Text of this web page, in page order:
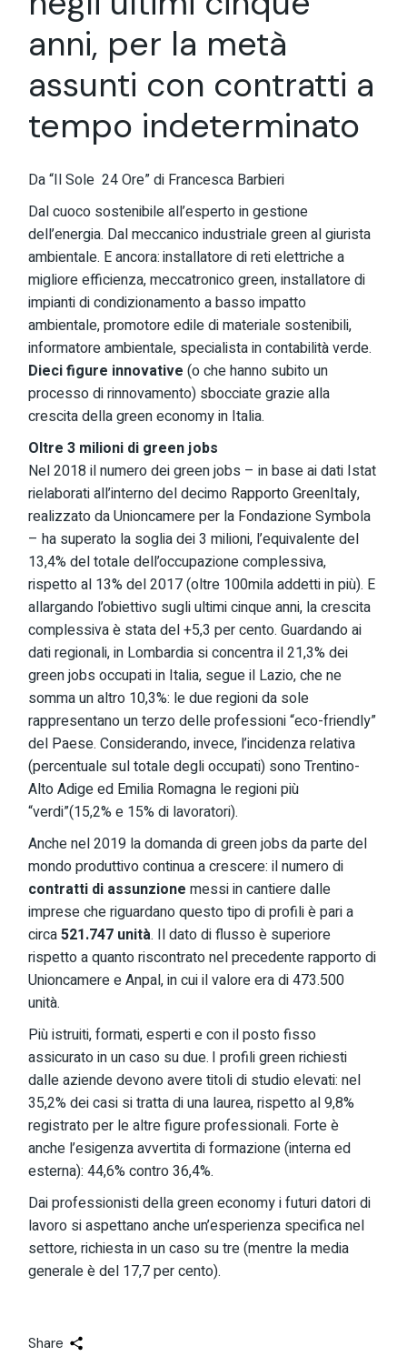
anni, per la metà
assunti con contratti a
tempo indeterminato
Da “Il Sole 24 Ore” di Francesca Barbieri
Dal cuoco sostenibile all’esperto in gestione
dell’energia. Dal meccanico industriale green al giurista
ambientale. E ancora: installatore di reti elettriche a
migliore efficienza, meccatronico green, installatore di
impianti di condizionamento a basso impatto
ambientale, promotore edile di materiale sostenibili,
informatore ambientale, specialista in contabilità verde.
Dieci figure innovative (o che hanno subito un
processo di rinnovamento) sbocciate grazie alla
crescita della green economy in Italia.
Oltre 3 milioni di green jobs
Nel 2018 il numero dei green jobs – in base ai dati Istat
rielaborati all’interno del decimo Rapporto GreenItaly,
realizzato da Unioncamere per la Fondazione Symbola
– ha superato la soglia dei 3 milioni, l’equivalente del
13,4% del totale dell’occupazione complessiva,
rispetto al 13% del 2017 (oltre 100mila addetti in più). E
allargando l’obiettivo sugli ultimi cinque anni, la crescita
complessiva è stata del +5,3 per cento. Guardando ai
dati regionali, in Lombardia si concentra il 21,3% dei
green jobs occupati in Italia, segue il Lazio, che ne
somma un altro 10,3%: le due regioni da sole
rappresentano un terzo delle professioni “eco-friendly”
del Paese. Considerando, invece, l’incidenza relativa
(percentuale sul totale degli occupati) sono Trentino-
Alto Adige ed Emilia Romagna le regioni più
“verdi”(15,2% e 15% di lavoratori).
Anche nel 2019 la domanda di green jobs da parte del
mondo produttivo continua a crescere: il numero di
contratti di assunzione messi in cantiere dalle
imprese che riguardano questo tipo di profili è pari a
circa521.747 unità. Il dato di flusso è superiore
rispetto a quanto riscontrato nel precedente rapporto di
Unioncamere e Anpal, in cui il valore era di 473.500
unità.
Più istruiti, formati, esperti e con il posto fisso
assicurato in un caso su due. I profili green richiesti
dalle aziende devono avere titoli di studio elevati: nel
35,2% dei casi si tratta di una laurea, rispetto al 9,8%
registrato per le altre figure professionali. Forte è
anche l’esigenza avvertita di formazione (interna ed
esterna): 44,6% contro 36,4%.
Dai professionisti della green economy i futuri datori di
lavoro si aspettano anche un’esperienza specifica nel
settore, richiesta in un caso su tre (mentre la media
generale è del 17,7 per cento).
Share